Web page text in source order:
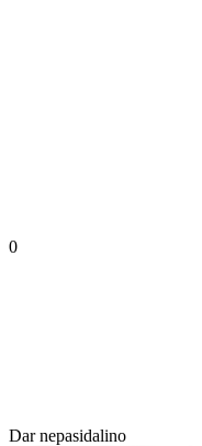
0
Dar nepasidalino